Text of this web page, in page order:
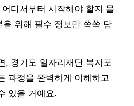
디서부터 시작해야 할지 몰
위해 필수 정보만 쏙쏙 담
, 경기도 일자리재단 복지포
과정을 완벽하게 이해하고
있을 거예요.